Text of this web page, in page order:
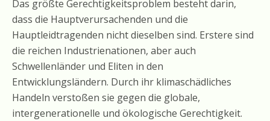
Das größte Gerechtigkeitsproblem besteht darin,
dass die Hauptverursachenden und die
Hauptleidtragenden nicht dieselben sind. Erstere sind
die reichen Industrienationen, aber auch
Schwellenländer und Eliten in den
Entwicklungsländern. Durch ihr klimaschädliches
Handeln verstoßen sie gegen die globale,
intergenerationelle und ökologische Gerechtigkeit.